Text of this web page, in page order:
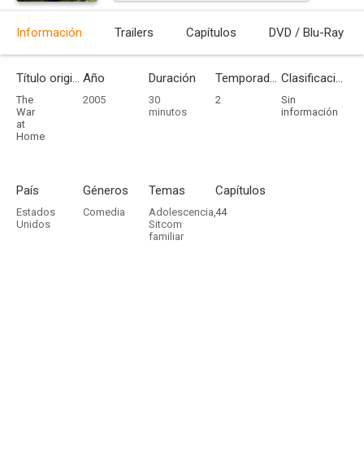
Información Trailers Capítulos DVD / Blu-Ray
Título original
The
War
at
Home
Año
2005
Duración
30
minutos
Temporadas
2
Clasificación por edades
Sin
información
País
Estados
Unidos
Géneros
Comedia
Temas
Adolescencia,
Sitcom
familiar
Capítulos
44